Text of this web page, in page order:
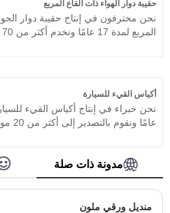
حقيبة دوار الهواء ذات القاع المربع
نحن محترفون في إنتاج حقيبة دوار الجو
نحن نتوقع أن نصبح شريكك على المدى
الصين.
أكياس القيء للسيارة
عامًا
جميع مناحي أنماط الحياة لزيارة الأعمال
والتحقق منها والتفاوض بشأنها، ونأمل
معك!
مدونة ذات صلة
منديل ورقي ملون